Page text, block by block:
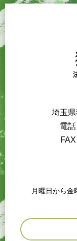
埼玉
電
月曜日から